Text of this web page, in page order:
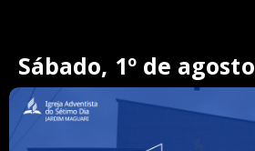
Sábado, 1º de agosto